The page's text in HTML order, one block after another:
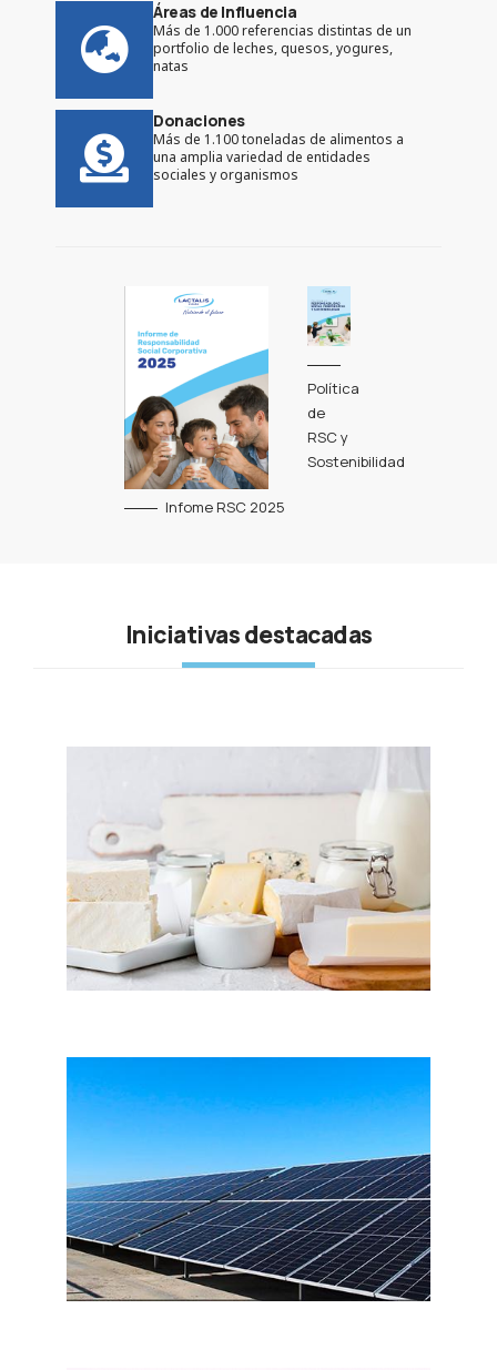
Áreas de Influencia
Más de 1.000 referencias distintas de un
portfolio de leches, quesos, yogures,
natas
Donaciones
Más de 1.100 toneladas de alimentos a
una amplia variedad de entidades
sociales y organismos
Infome RSC 2025
Política
de
RSC y
Sostenibilidad
Iniciativas destacadas